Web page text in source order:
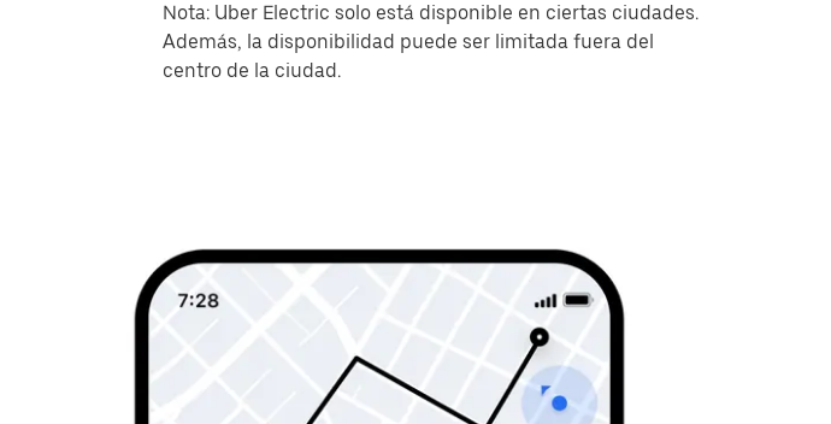
Nota: Uber Electric solo está disponible en ciertas ciudades.
Además, la disponibilidad puede ser limitada fuera del
centro de la ciudad.